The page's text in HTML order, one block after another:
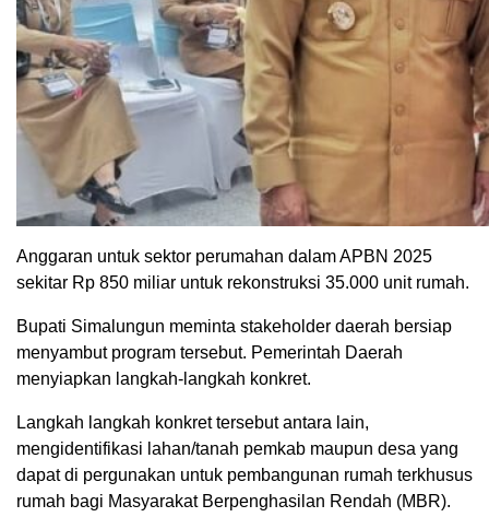
Anggaran untuk sektor perumahan dalam APBN 2025
sekitar Rp 850 miliar untuk rekonstruksi 35.000 unit rumah.
Bupati Simalungun meminta stakeholder daerah bersiap
menyambut program tersebut. Pemerintah Daerah
menyiapkan langkah-langkah konkret.
Langkah langkah konkret tersebut antara lain,
mengidentifikasi lahan/tanah pemkab maupun desa yang
dapat di pergunakan untuk pembangunan rumah terkhusus
rumah bagi Masyarakat Berpenghasilan Rendah (MBR).